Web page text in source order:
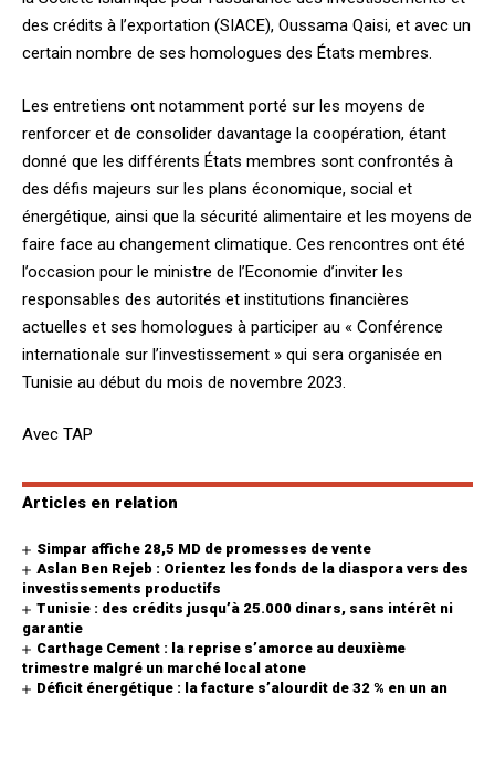
des crédits à l’exportation (SIACE), Oussama Qaisi, et avec un
certain nombre de ses homologues des États membres.
Les entretiens ont notamment porté sur les moyens de
renforcer et de consolider davantage la coopération, étant
donné que les différents États membres sont confrontés à
des défis majeurs sur les plans économique, social et
énergétique, ainsi que la sécurité alimentaire et les moyens de
faire face au changement climatique. Ces rencontres ont été
l’occasion pour le ministre de l’Economie d’inviter les
responsables des autorités et institutions financières
actuelles et ses homologues à participer au « Conférence
internationale sur l’investissement » qui sera organisée en
Tunisie au début du mois de novembre 2023.
Avec TAP
Articles en relation
Simpar affiche 28,5 MD de promesses de vente
Aslan Ben Rejeb : Orientez les fonds de la diaspora vers des
investissements productifs
Tunisie : des crédits jusqu’à 25.000 dinars, sans intérêt ni
garantie
Carthage Cement : la reprise s’amorce au deuxième
trimestre malgré un marché local atone
Déficit énergétique : la facture s’alourdit de 32 % en un an